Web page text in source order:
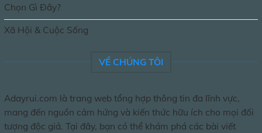
Chọn Gì Đây?
Xã Hội & Cuộc Sống
VỀ CHÚNG TÔI
Adayrui.com là trang web tổng hợp thông tin đa lĩnh vực,
mang đến nguồn cảm hứng và kiến thức hữu ích cho mọi đối
tượng độc giả. Tại đây, bạn có thể khám phá các bài viết